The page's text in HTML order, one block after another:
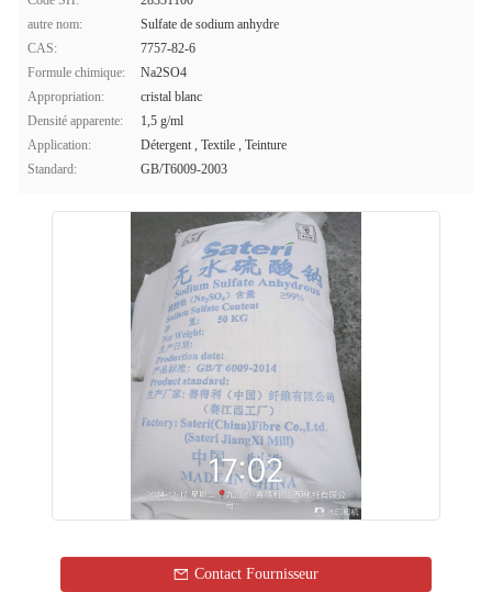
autre nom:
Sulfate de sodium anhydre
CAS:
7757-82-6
Formule chimique:
Na2SO4
Appropriation:
cristal blanc
Densité apparente:
1,5 g/ml
Application:
Détergent , Textile , Teinture
Standard:
GB/T6009-2003
Contact Fournisseur